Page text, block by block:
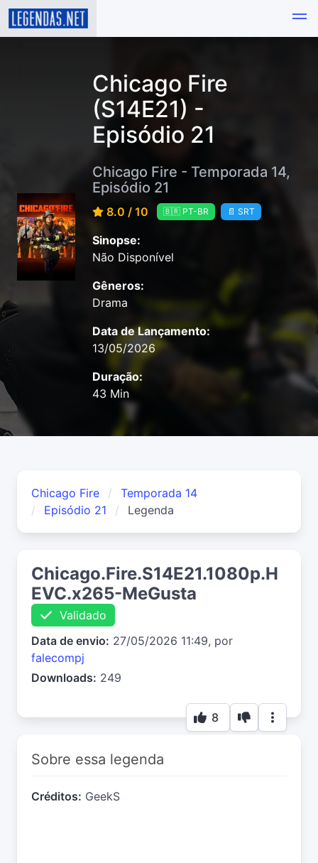
Chicago Fire
(S14E21) -
Episódio 21
Chicago Fire - Temporada 14,
Episódio 21
8.0 / 10 🇧🇷 PT-BR 📄 SRT
Sinopse:
Não Disponível
Gêneros:
Drama
Data de Lançamento:
13/05/2026
Duração:
43 Min
Chicago Fire
Temporada 14
Episódio 21
Legenda
Chicago.Fire.S14E21.1080p.H
EVC.x265-MeGusta
Validado
Data de envio: 27/05/2026 11:49, por
falecompj
Downloads: 249
8
Sobre essa legenda
Créditos: GeekS